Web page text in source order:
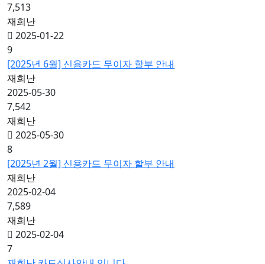
7,513
재희난
2025-01-22
9
[2025년 6월] 신용카드 무이자 할부 안내
재희난
2025-05-30
7,542
재희난
2025-05-30
8
[2025년 2월] 신용카드 무이자 할부 안내
재희난
2025-02-04
7,589
재희난
2025-02-04
7